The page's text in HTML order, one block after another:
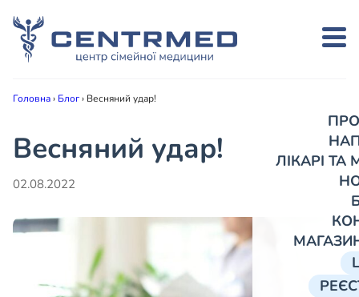
ЛІКАРІ
Головна› Блог› Весняний удар!
Весняний удар!
02.08.2022